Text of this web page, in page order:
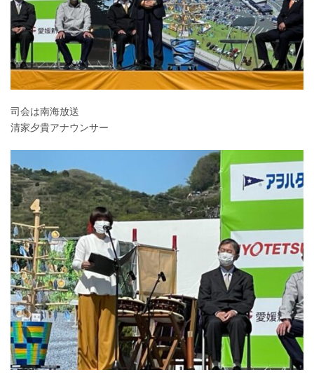
司会は南海放送
清家夕貴アナウンサー